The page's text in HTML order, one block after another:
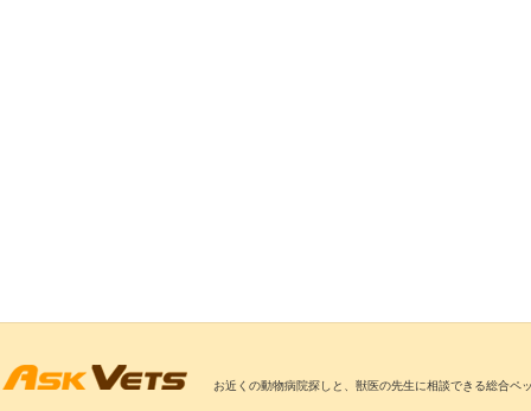
お近くの動物病院探しと、獣医の先生に相談できる総合ペ